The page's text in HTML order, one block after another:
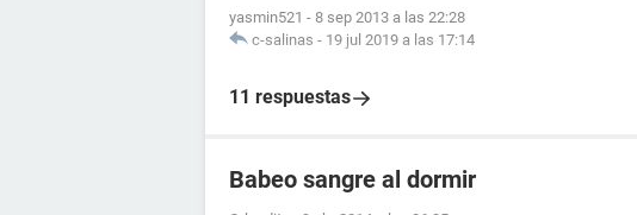
yasmin521 - 8 sep 2013 a las 22:28
c-salinas - 19 jul 2019 a las 17:14
11 respuestas
Babeo sangre al dormir